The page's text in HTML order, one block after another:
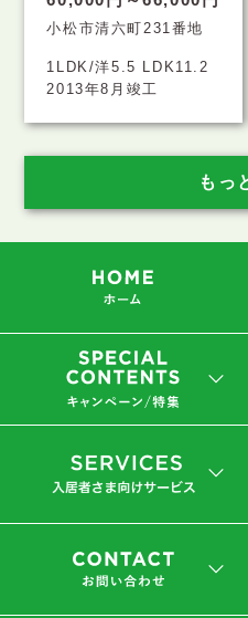
小松市清六町231番地
1LDK/洋5.5 LDK11.2
2013年8月竣工